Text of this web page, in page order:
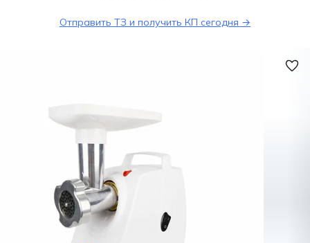
Отправить ТЗ и получить КП сегодня →